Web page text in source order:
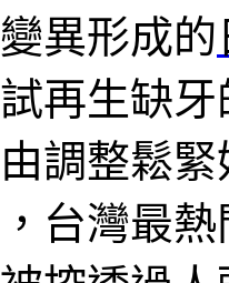
異形成的
再生缺牙
調整鬆緊
台灣最